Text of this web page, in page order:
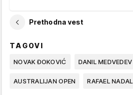
Prethodna vest
TAGOVI
NOVAK ĐOKOVIĆ DANIL MEDVEDEV
AUSTRALIJAN OPEN RAFAEL NADAL